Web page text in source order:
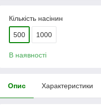
Кількість насінин
500 1000
В наявності
Опис Характеристики